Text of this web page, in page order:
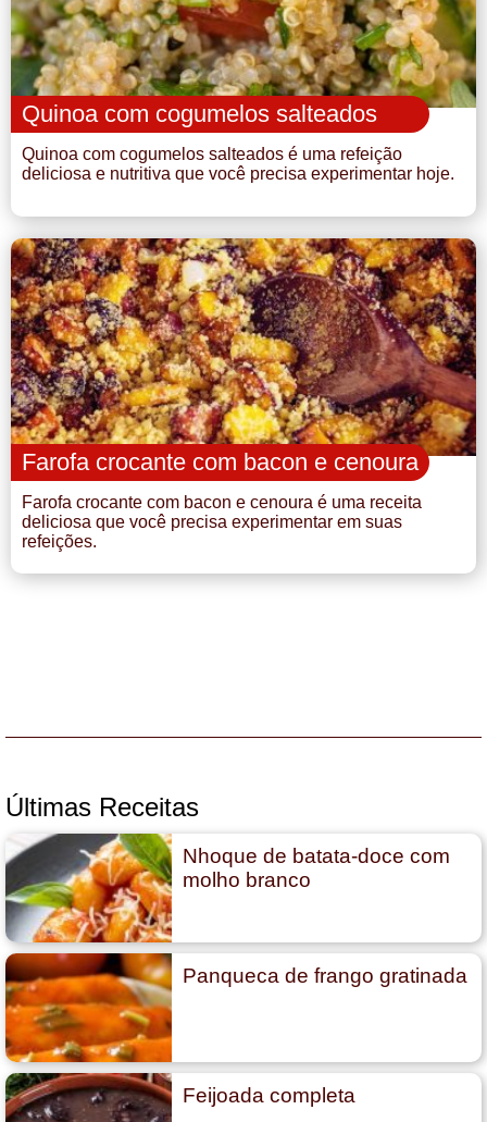
Quinoa com cogumelos salteados
Quinoa com cogumelos salteados é uma refeição
deliciosa e nutritiva que você precisa experimentar hoje.
Farofa crocante com bacon e cenoura
Farofa crocante com bacon e cenoura é uma receita
deliciosa que você precisa experimentar em suas
refeições.
Últimas Receitas
Nhoque de batata-doce com
molho branco
Panqueca de frango gratinada
Feijoada completa